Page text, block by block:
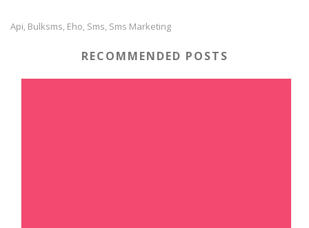
Api, Bulksms, Eho, Sms, Sms Marketing
RECOMMENDED POSTS